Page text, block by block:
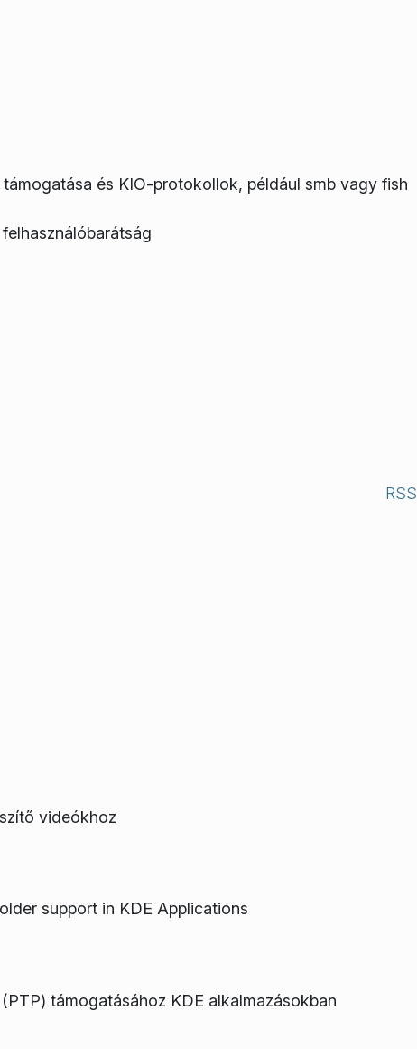
és KIO-protokollok, például smb vagy fish
RSS
videókhoz
support in KDE Applications
támogatásához KDE alkalmazásokban